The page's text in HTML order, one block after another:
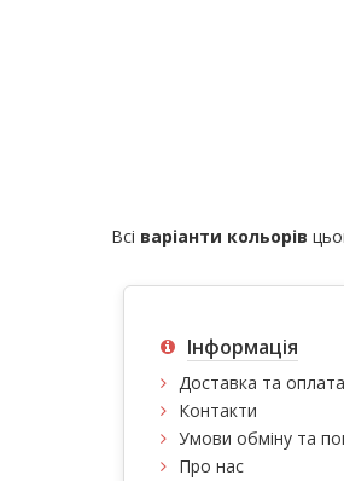
Всі варіанти кольорів
Інформація
Доставка та
Контакти
Умови обміну та
Про нас